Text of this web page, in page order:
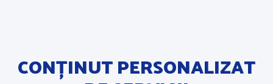
CONȚINUT PERSONALIZAT